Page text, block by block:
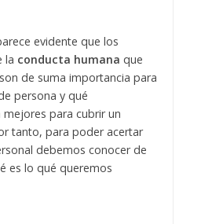
evidente que los
la conducta humana que
de suma importancia para
persona y qué
mejores para cubrir un
tanto, para poder acertar
debemos conocer de
es lo qué queremos